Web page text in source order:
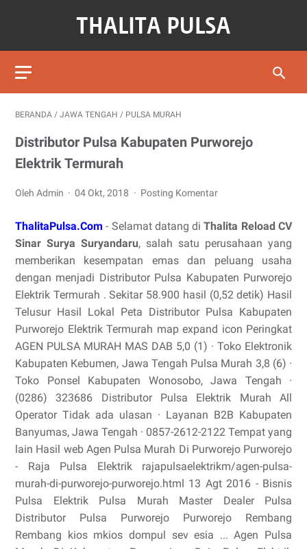
BERANDA / JAWA TENGAH / PULSA MURAH
Distributor Pulsa Kabupaten Purworejo
Elektrik Termurah
Oleh Admin 04 Okt, 2018 Posting Komentar
ThalitaPulsa.Com - Selamat datang diThalita Reload CV
Sinar Surya Suryandaru, salah satu perusahaan yang
memberikan kesempatan emas dan peluang usaha
dengan menjadi Distributor Pulsa Kabupaten Purworejo
Elektrik Termurah . Sekitar 58.900 hasil (0,52 detik) Hasil
Telusur Hasil Lokal Peta Distributor Pulsa Kabupaten
Purworejo Elektrik Termurah map expand icon Peringkat
AGEN PULSA MURAH MAS DAB 5,0 (1) · Toko Elektronik
Kabupaten Kebumen, Jawa Tengah Pulsa Murah 3,8 (6) ·
Toko Ponsel Kabupaten Wonosobo, Jawa Tengah ·
(0286) 323686 Distributor Pulsa Elektrik Murah All
Operator Tidak ada ulasan · Layanan B2B Kabupaten
Banyumas, Jawa Tengah · 0857-2612-2122 Tempat yang
lain Hasil web Agen Pulsa Murah Di Purworejo Purworejo
- Raja Pulsa Elektrik rajapulsaelektrikm/agen-pulsa-
murah-di-purworejo-purworejo.html 13 Agt 2016 - Bisnis
Pulsa Elektrik Pulsa Murah Master Dealer Pulsa
Distributor Pulsa Purworejo Purworejo Rembang
Rembang kios mkios dompul sev esia ... Agen Pulsa